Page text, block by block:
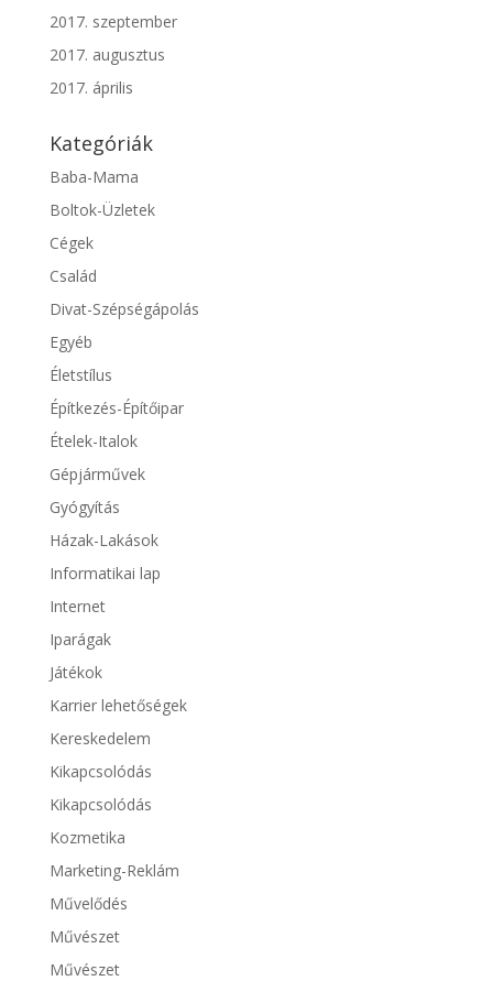
2017. szeptember
2017. augusztus
2017. április
Kategóriák
Baba-Mama
Boltok-Üzletek
Cégek
Család
Divat-Szépségápolás
Egyéb
Életstílus
Építkezés-Építőipar
Ételek-Italok
Gépjárművek
Gyógyítás
Házak-Lakások
Informatikai lap
Internet
Iparágak
Játékok
Karrier lehetőségek
Kereskedelem
Kikapcsolódás
Kikapcsolódás
Kozmetika
Marketing-Reklám
Művelődés
Művészet
Művészet